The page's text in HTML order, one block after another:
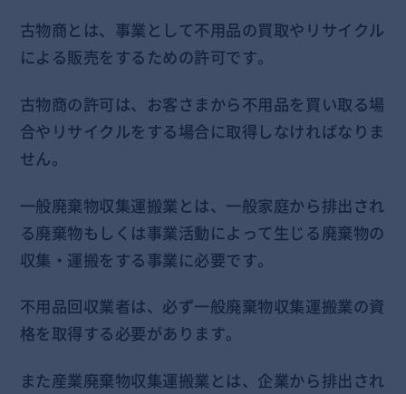
古物商とは、事業として不用品の買取やリサイクル
による販売をするための許可です。
古物商の許可は、お客さまから不用品を買い取る場
合やリサイクルをする場合に取得しなければなりま
せん。
一般廃棄物収集運搬業とは、一般家庭から排出され
る廃棄物もしくは事業活動によって生じる廃棄物の
収集・運搬をする事業に必要です。
不用品回収業者は、必ず一般廃棄物収集運搬業の資
格を取得する必要があります。
また産業廃棄物収集運搬業とは、企業から排出され